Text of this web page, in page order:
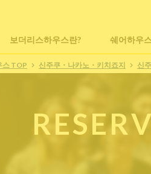
보더리스하우스란? 쉐어하우
스 TOP 신주쿠・나카노・키치죠지 신